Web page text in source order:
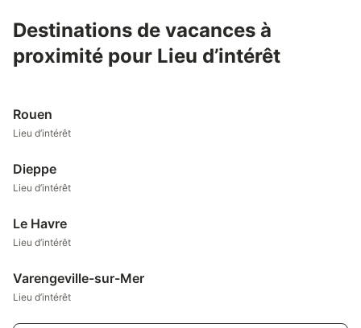
Destinations de vacances à
proximité pour Lieu d’intérêt
Rouen
Lieu d’intérêt
Dieppe
Lieu d’intérêt
Le Havre
Lieu d’intérêt
Varengeville-sur-Mer
Lieu d’intérêt